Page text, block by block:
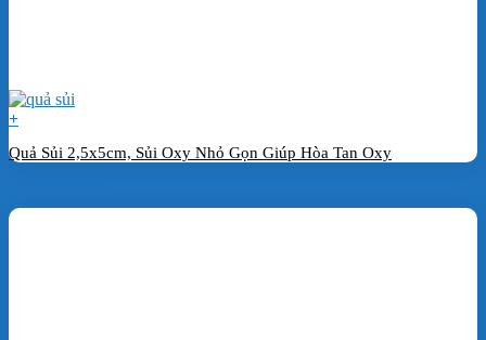
+
Quả Sủi 2,5x5cm, Sủi Oxy Nhỏ Gọn Giúp Hòa Tan Oxy